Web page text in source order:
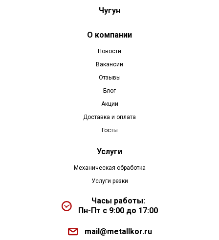
Чугун
О компании
Новости
Вакансии
Отзывы
Блог
Акции
Доставка и оплата
Госты
Услуги
Механическая обработка
Услуги резки
Часы работы:
Пн-Пт с 9:00 до 17:00
mail@metallkor.ru